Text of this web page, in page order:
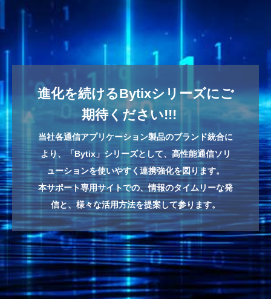
進化を続けるBytixシリーズにご
期待ください!!!
当社各通信アプリケーション製品のブランド統合に
より、「Bytix」シリーズとして、高性能通信ソリ
ューションを使いやすく連携強化を図ります。
本サポート専用サイトでの、情報のタイムリーな発
信と、様々な活用方法を提案して参ります。